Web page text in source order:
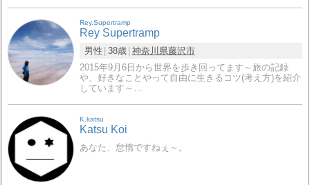
Rey.Supertramp
Rey Supertramp
男性 38歳 神奈川県藤沢市
2015年9月6日から世界を歩き回ってます～旅の記録
や、好きなことやって自由に生きるコツ(考え方)を紹介
しています～…
K.katsu
Katsu Koi
あなた、怠惰ですねぇ～。